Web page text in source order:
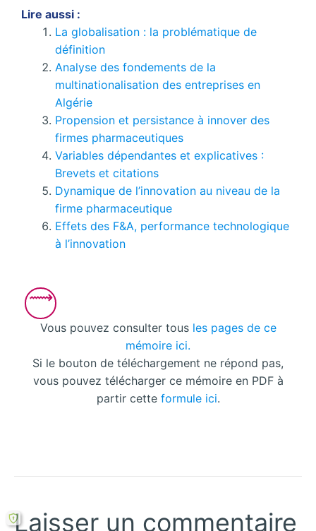
Lire aussi :
La globalisation : la problématique de
définition
Analyse des fondements de la
multinationalisation des entreprises en
Algérie
Propension et persistance à innover des
firmes pharmaceutiques
Variables dépendantes et explicatives :
Brevets et citations
Dynamique de l’innovation au niveau de la
firme pharmaceutique
Effets des F&A, performance technologique
à l’innovation
Vous pouvez consulter tous les pages de ce
mémoire ici.
Si le bouton de téléchargement ne répond pas,
vous pouvez télécharger ce mémoire en PDF à
partir cette formule ici.
Laisser un commentaire